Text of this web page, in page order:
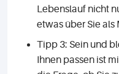
Lebenslauf nicht
etwas über Sie als
Tipp 3: Sein und
Ihnen passen ist